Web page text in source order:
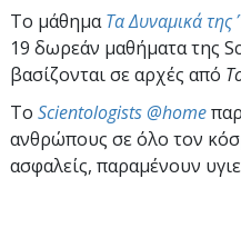
Το μάθημαΤα Δυναμικά της
19 δωρεάν μαθήματα της
βασίζονται σε αρχές από
To Scientologists @home
ανθρώπους σε όλο τον
ασφαλείς, παραμένουν